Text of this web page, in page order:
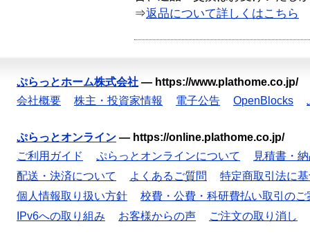
⇒返品について詳しくはこちら
ぷらっとホーム株式会社 — https://www.plathome.co.jp/
会社概要
株主・投資家情報 電子公告 OpenBlocks
ぷらっとオンライン — https://online.plathome.co.jp/
ご利用ガイド
ぷらっとオンラインについて
見積書・
配送・決済について
よくあるご質問
特定商取引法に
個人情報取り扱い方針
校費・公費・科研費払い取引のご
IPv6への取り組み
お客様からの声 ご注文の取り消し